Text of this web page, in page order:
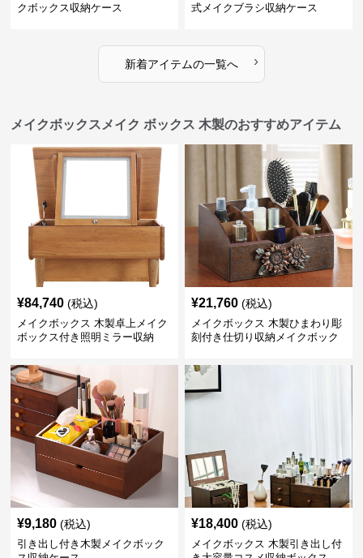
クボックス収納ケース
式メイクブラシ収納ケース
新着アイテムの一覧へ ›
メイクボックスメイク ボックス 木製のおすすめアイテム
¥84,740 (税込)
メイクボックス 木製卓上メイク
ボックス付き照明ミラー収納
¥21,760 (税込)
メイクボックス 木製ひまわり彫
刻付き仕切り収納メイクボック
¥9,180 (税込)
引き出し付き木製メイクボック
¥18,400 (税込)
メイクボックス 木製引き出し付